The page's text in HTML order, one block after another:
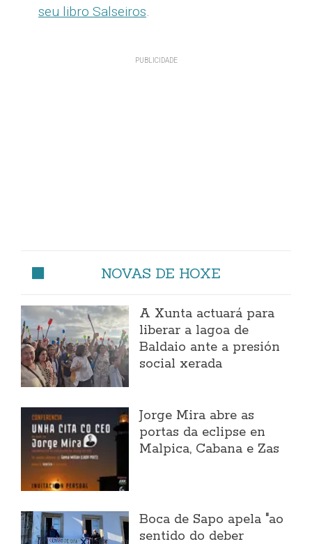
seu libro Salseiros.
NOVAS DE HOXE
A Xunta actuará para
liberar a lagoa de
Baldaio ante a presión
social xerada
Jorge Mira abre as
portas da eclipse en
Malpica, Cabana e Zas
Boca de Sapo apela "ao
sentido do deber